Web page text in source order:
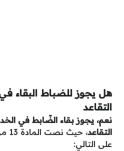
هل يجوز للضباط البقاء
التقاعد
نعم، يجوز بقاء الضّابط في
التقاعد
،
على التالي: